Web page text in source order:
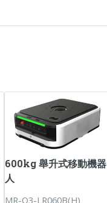
600kg 舉升式移動機器
人
MR-Q3-LR060B(H)